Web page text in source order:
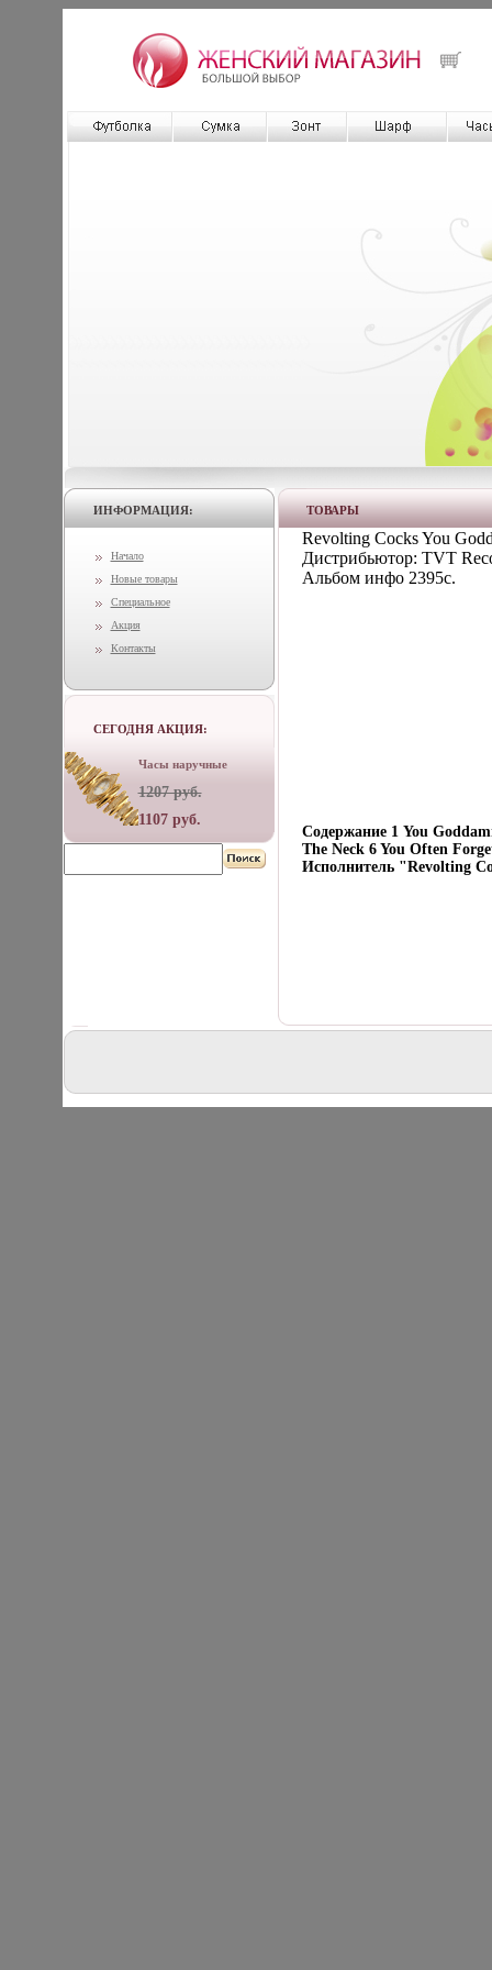
ИНФОРМАЦИЯ:
Начало
Новые товары
Специальное
Акция
Контакты
СЕГОДНЯ АКЦИЯ:
Часы наручные
1207 руб.
1107 руб.
ТОВАРЫ
Revolting Cocks You
Дистрибьютор: TVT
Альбом инфо 2395c.
Содержание 1 You
The Neck 6 You Often
Исполнитель "Revolting